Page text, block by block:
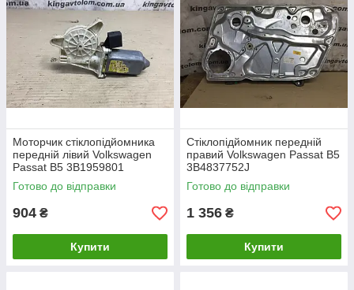
Моторчик стіклопідйомника
передній лівий Volkswagen
Passat B5 3B1959801
Готово до відправки
904 ₴
Купити
Стіклопідйомник передній
правий Volkswagen Passat B5
3B4837752J
Готово до відправки
1 356 ₴
Купити